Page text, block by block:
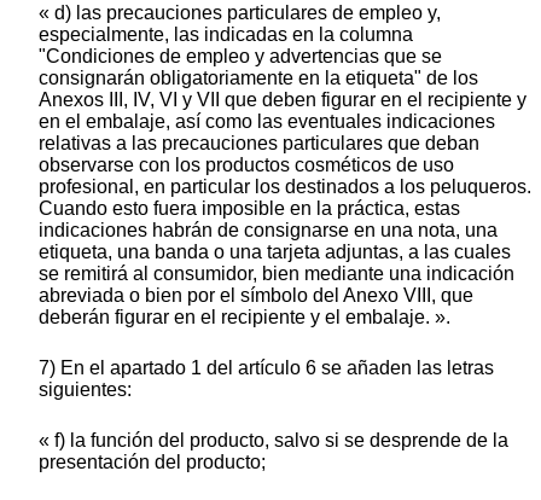
« d) las precauciones particulares de empleo y,
especialmente, las indicadas en la columna
"Condiciones de empleo y advertencias que se
consignarán obligatoriamente en la etiqueta" de los
Anexos III, IV, VI y VII que deben figurar en el recipiente y
en el embalaje, así como las eventuales indicaciones
relativas a las precauciones particulares que deban
observarse con los productos cosméticos de uso
profesional, en particular los destinados a los peluqueros.
Cuando esto fuera imposible en la práctica, estas
indicaciones habrán de consignarse en una nota, una
etiqueta, una banda o una tarjeta adjuntas, a las cuales
se remitirá al consumidor, bien mediante una indicación
abreviada o bien por el símbolo del Anexo VIII, que
deberán figurar en el recipiente y el embalaje. ».
7) En el apartado 1 del artículo 6 se añaden las letras
siguientes:
« f) la función del producto, salvo si se desprende de la
presentación del producto;